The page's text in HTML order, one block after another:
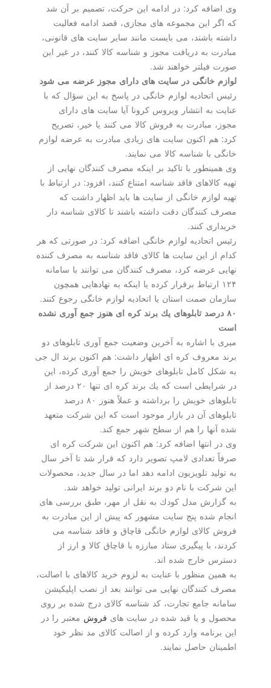
وی اضافه كرد: در ادامه این حركت، تصمیم بر آن شد
كه اگر این مجموعه های مجازی، قصد ادامه فعالیت
داشته باشند، می بایست مانند سایر سایت های قانونی،
مبادرت به دریافت مجوز و شناسه كالا كنند، در غیر این
صورت فیلتر خواهند شد.
لوازم خانگی در سایت های دارای مجوز عرضه می شود
رئیس اتحادیه لوازم خانگی در پاسخ به این سؤال كه با
عنایت به انتشار ویروس كرونا آیا سایت های دارای
مجوز، مبادرت به فروش كالا می كنند یا خیر، تصریح
كرد: هم اكنون سایت های زیادی مبادرت به عرضه لوازم
خانگی با شناسه كالا می نمایند.
وی همینطور با تاكید بر اینكه مصرف كنندگان نهایی از
تهیه كالاهای فاقد شناسه امتناع كنند، افزود: در ارتباط با
تهیه لوازم خانگی از سایت ها باید اظهار داشت كه
مصرف كنندگان دقت داشته باشند تا كالای شناسه دار
خریداری كنند.
رئیس اتحادیه لوازم خانگی اضافه كرد: در صورتی كه هر
كدام از این سایت ها كالای فاقد شناسه به مصرف كننده
نهایی عرضه كرد، مصرف كنندگان می توانند با سامانه
۱۲۴ ارتباط برقرار كرده یا اینكه به نهادهایی همچون
سازمان صمت استان یا اتحادیه لوازم خانگی رجوع كنند.
۸۰ درصد تابلوهای یك برند كره ای هنوز جمع آوری نشده
میری با اشاره به آخرین وضعیت جمع آوری تابلوهای دو
برند معروف كره ای اظهار داشت: هم اكنون برند ال جی
به شكل كامل تابلوهای خویش را جمع آوری كرده، این
در شرایطی است كه یك برند كره ای تنها ۲۰ درصد از
تابلوهای خویش را برداشته و عملاً هنوز ۸۰ درصد
تابلوهای آن در بازار موجود است كه این شركت متعهد
شده آنها را هم از سطح شهر جمع كند.
وی در انتها اضافه كرد: هم اكنون این شركت كره ای
صرفاً تعدادی لامپ تصویر دارد كه قرار شد تا آخر سال
به تولید تلویزیون ادامه دهد اما در سال جدید، محصولات
این شركت با نام دو برند ایرانی تولید خواهد شد.
به گزارش مدل كودك به نقل از مهر، طبق بررسی های
انجام شده پنج سایت مشهور كه پیش از این مبادرت به
فروش كالای لوازم خانگی قاچاق و فاقد شناسه می
كردند، با پیگیری ستاد مبارزه با قاچاق كالا و ارز از
دسترس خارج شده اند.
به همین منظور با عنایت به لزوم خرید كالاهای با اصالت،
مصرف كنندگان نهایی می توانند بعد از نصب اپلیكیشن
سامانه جامع تجارت، كد شناسه كالای درج شده بر روی
محصول و یا قید شده در سایت هایفروشمعتبر را در
این برنامه وارد كرده و از اصالت كالای مد نظر خود
اطمینان حاصل نمایند.